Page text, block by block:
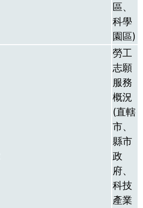
區、
科學
園區)
勞工
志願
服務
概況
(直轄
市、
縣市
政
府、
科技
產業